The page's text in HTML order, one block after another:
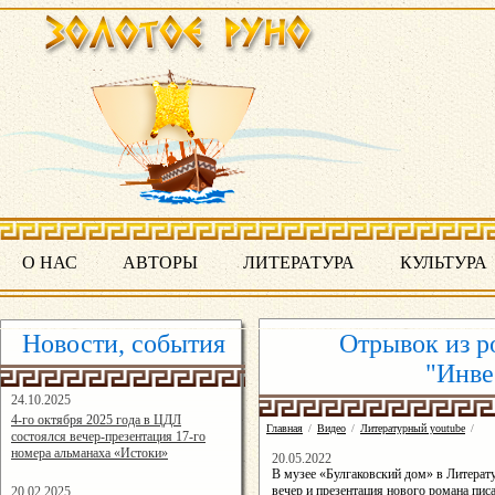
О НАС АВТОРЫ ЛИТЕРАТУРА КУЛЬТУРА
Новости, события
24.10.2025
16:19:07
4-го октября 2025 года в ЦДЛ
состоялся вечер-презентация 17-го
номера альманаха «Истоки»
20.02.2025
Отрывок из
Главная / Видео / Литературный youtube /
20.05.2022
В музее «Булгаковский дом» в
вечер и презентация нового романа